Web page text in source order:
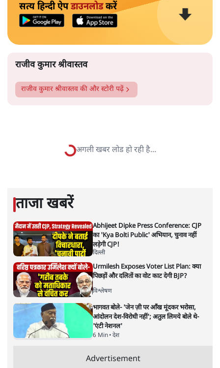
सत्य हिन्दी ऐपडाउनलोडकरें
राजीव कुमार श्रीवास्तव
राजीव कुमार श्रीवास्तव की और स्टोरी पढ़ें
हैं...आसान नहीं है जलवायु परिवर्तन की
चिन्ता
विमर्श| वंदिता मिश्रा| 29 MAR, 2025
वंदिता मिश्रा
जलवायु परिवर्तन पर लंबी चौड़ी बातें करने के लिए पीएम मोदी 30
नवंबर को दुबई में होगे। लेकिन प्रधानमंत्री वहां क्या बोलेंगे। जिस
प्रधानमंत्री के देश में लोग पटाखे छोड़कर खुद वायु प्रदूषण को दावत
देते हों और उस पर उन्हीं की पार्टी राजनीति करती हो। वायु प्रदूषण ने